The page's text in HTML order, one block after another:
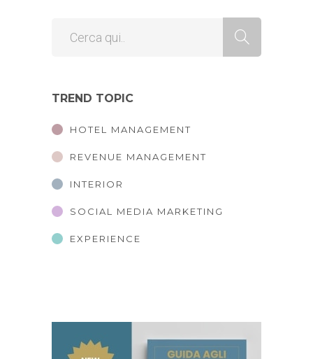
TREND TOPIC
HOTEL MANAGEMENT
REVENUE MANAGEMENT
INTERIOR
SOCIAL MEDIA MARKETING
EXPERIENCE